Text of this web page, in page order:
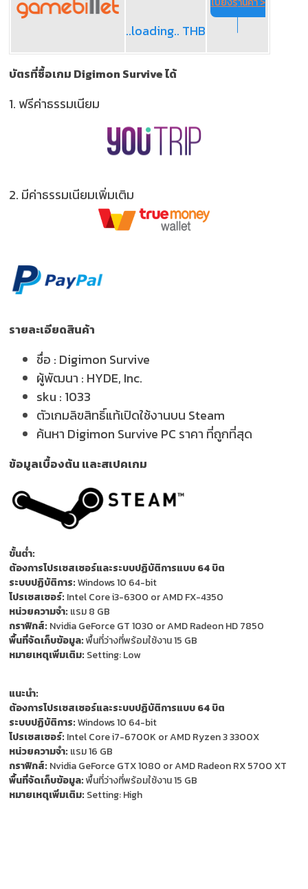
..loading.. THB
บัตรที่ซื้อเกม Digimon Survive ได้
1. ฟรีค่าธรรมเนียม
2. มีค่าธรรมเนียมเพิ่มเติม
รายละเอียดสินค้า
ชื่อ : Digimon Survive
ผู้พัฒนา : HYDE, Inc.
sku : 1033
ตัวเกมลิขสิทธิ์แท้เปิดใช้งานบน Steam
ค้นหา Digimon Survive PC ราคา ที่ถูกที่สุด
ข้อมูลเบื้องต้น และสเปคเกม
ขั้นต่ำ:
ต้องการโปรเซสเซอร์และระบบปฏิบัติการแบบ 64 บิต
ระบบปฏิบัติการ:Windows 10 64-bit
โปรเซสเซอร์: Intel Core i3-6300 or AMD FX-4350
หน่วยความจำ: แรม 8 GB
กราฟิกส์: Nvidia GeForce GT 1030 or AMD Radeon HD 7850
พื้นที่จัดเก็บข้อมูล:พื้นที่ว่างที่พร้อมใช้งาน 15 GB
หมายเหตุเพิ่มเติม: Setting: Low
แนะนำ:
ต้องการโปรเซสเซอร์และระบบปฏิบัติการแบบ 64 บิต
ระบบปฏิบัติการ:Windows 10 64-bit
โปรเซสเซอร์: Intel Core i7-6700K or AMD Ryzen 3 3300X
หน่วยความจำ: แรม 16 GB
กราฟิกส์: Nvidia GeForce GTX 1080 or AMD Radeon RX 5700 XT
พื้นที่จัดเก็บข้อมูล:พื้นที่ว่างที่พร้อมใช้งาน 15 GB
หมายเหตุเพิ่มเติม: Setting: High